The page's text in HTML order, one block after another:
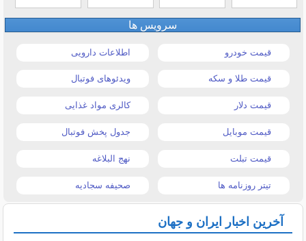
سرویس ها
قیمت خودرو اطلاعات دارویی
قیمت طلا و سکه ویدئوهای فوتبال
قیمت دلار کالری مواد غذایی
قیمت موبایل جدول پخش فوتبال
قیمت تبلت نهج البلاغه
تیتر روزنامه ها صحیفه سجادیه
آخرین اخبار ایران و جهان